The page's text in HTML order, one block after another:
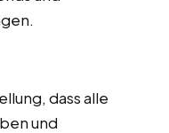
dass alle
und